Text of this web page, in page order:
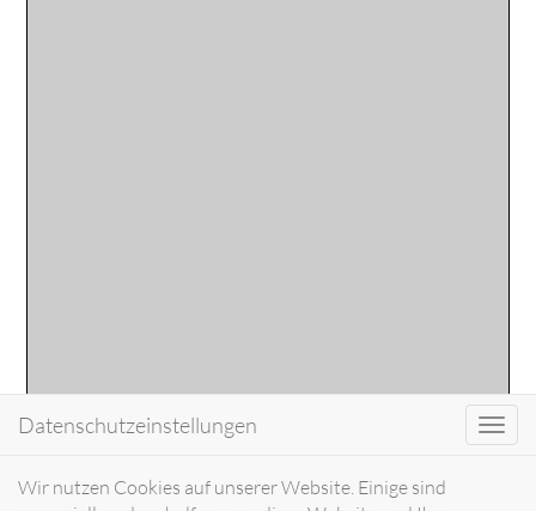
Datenschutzeinstellungen
Wir nutzen Cookies auf unserer Website. Einige sind